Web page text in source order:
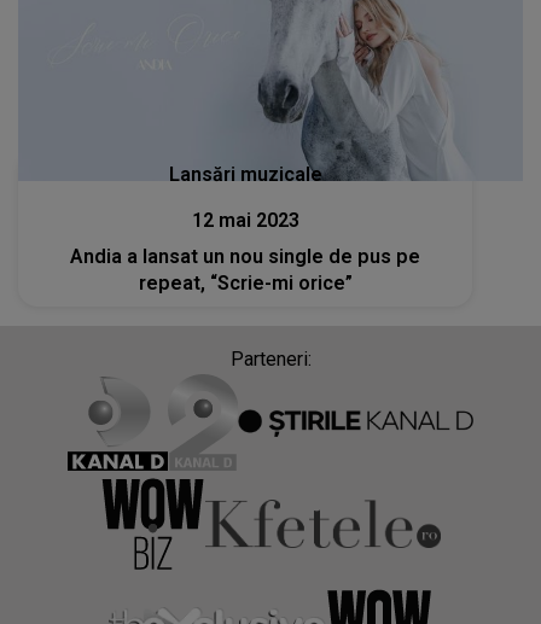
Lansări muzicale
12 mai 2023
Andia a lansat un nou single de pus pe
repeat, “Scrie-mi orice”
Parteneri: